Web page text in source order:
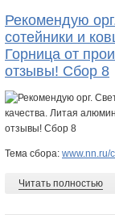
Рекомендую
сотейники и
Горница от
отзывы! Сбор 8
Тема сбора: www.nn.ru/
Читать полностью